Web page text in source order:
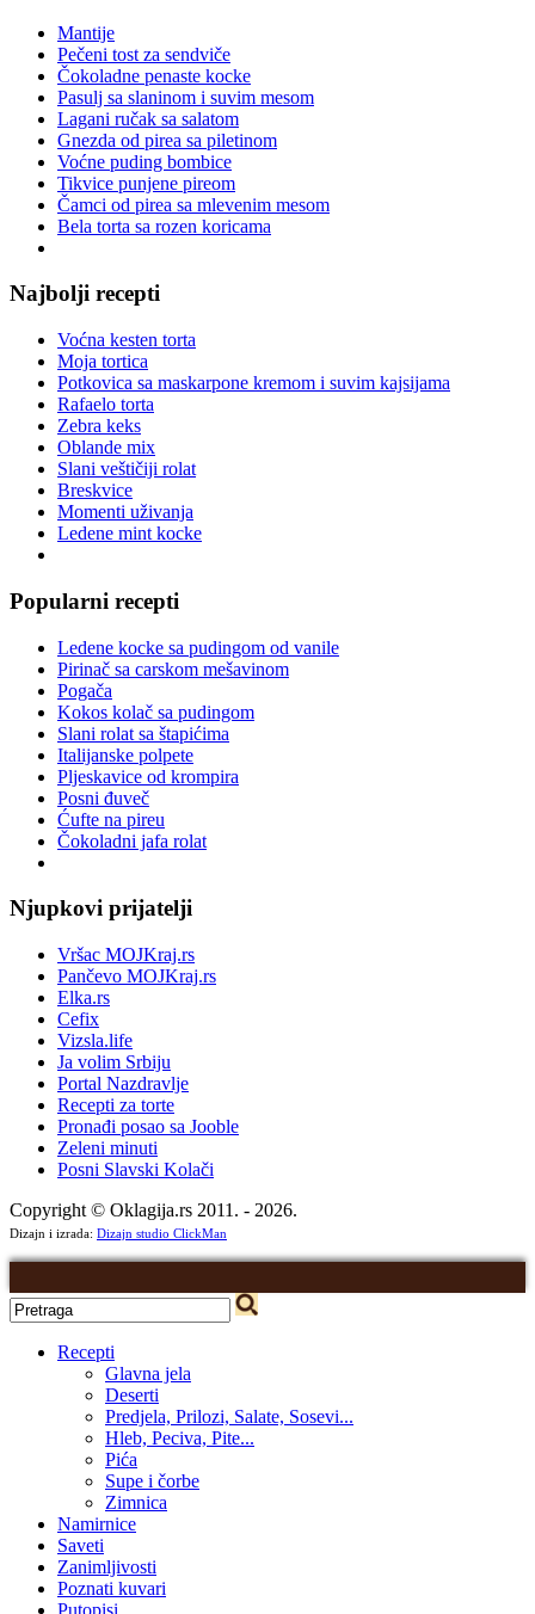
Mantije
Pečeni tost za sendviče
Čokoladne penaste kocke
Pasulj sa slaninom i suvim mesom
Lagani ručak sa salatom
Gnezda od pirea sa piletinom
Voćne puding bombice
Tikvice punjene pireom
Čamci od pirea sa mlevenim mesom
Bela torta sa rozen koricama
Najbolji recepti
Voćna kesten torta
Moja tortica
Potkovica sa maskarpone kremom i suvim kajsijama
Rafaelo torta
Zebra keks
Oblande mix
Slani veštičiji rolat
Breskvice
Momenti uživanja
Ledene mint kocke
Popularni recepti
Ledene kocke sa pudingom od vanile
Pirinač sa carskom mešavinom
Pogača
Kokos kolač sa pudingom
Slani rolat sa štapićima
Italijanske polpete
Pljeskavice od krompira
Posni đuveč
Ćufte na pireu
Čokoladni jafa rolat
Njupkovi prijatelji
Vršac MOJKraj.rs
Pančevo MOJKraj.rs
Elka.rs
Cefix
Vizsla.life
Ja volim Srbiju
Portal Nazdravlje
Recepti za torte
Pronađi posao sa Jooble
Zeleni minuti
Posni Slavski Kolači
Copyright © Oklagija.rs 2011. - 2026.
Dizajn i izrada: Dizajn studio ClickMan
Recepti
Glavna jela
Deserti
Predjela, Prilozi, Salate, Sosevi...
Hleb, Peciva, Pite...
Pića
Supe i čorbe
Zimnica
Namirnice
Saveti
Zanimljivosti
Poznati kuvari
Putopisi